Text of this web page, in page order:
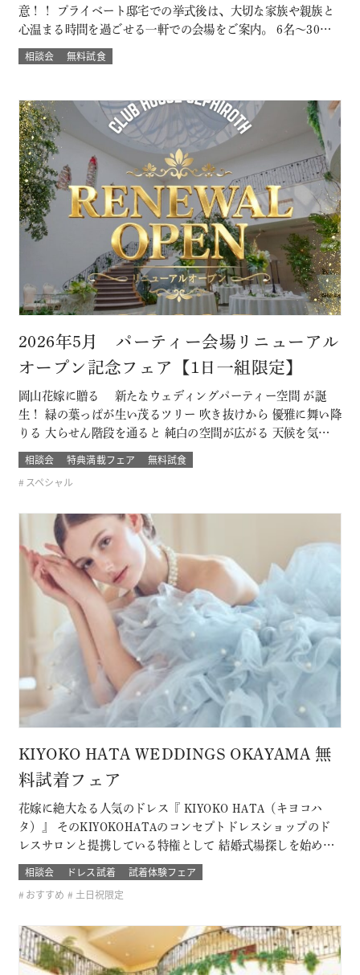
意！！ プライベート邸宅での挙式後は、大切な家族や親族と
心温まる時間を過ごせる一軒での会場をご案内。 6名～30名
様までご案内OK このフェアに含まれるコンテンツ SPECIAL
BENEFITS HPからフェア予約された方限定のご来館特典 特
内容は来…
相談会 無料試食
2026年5月 パーティー会場リニューアル
オープン記念フェア【1日一組限定】
岡山花嫁に贈る 新たなウェディングパーティー空間 が誕
生！ 緑の葉っぱが生い茂るツリー 吹き抜けから 優雅に舞い降
りる 大らせん階段を通ると 純白の空間が広がる 天候を気にし
ないガーデンウェディング に模様替えも可能 まだ誰も列席し
ていない 新たに誕生したパーティー会場を 直接その目で体験
できる ブライダルフェアー開催 このフェアに含まれるコンテ
相談会 特典満載フェア
無料試食
スペシャル
KIYOKO HATA WEDDINGS OKAYAMA 無
料試着フェア
花嫁に絶大なる人気のドレス『 KIYOKO HATA（キヨコハ
タ）』 そのKIYOKOHATAのコンセプトドレスショップのド
レスサロンと提携している特権として 結婚式場探しを始めた
おふたり限定の無料試着会を開催。 式場探しと一緒にドレス
も試着できて、結婚式のイメージが広がります！ 他のドレス
サロンでは取り扱いのないドレスも見れて着れるのは「ここ
相談会 ドレス試着
試着体験フェア
おすすめ
土日祝限定